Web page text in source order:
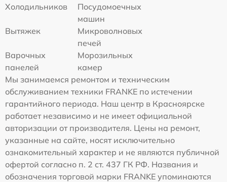
Холодильников
Посудомоечных
машин
Вытяжек
Микроволновых
печей
Варочных
панелей
Морозильных
камер
Мы занимаемся ремонтом и техническим
обслуживанием техники FRANKE по истечении
гарантийного периода. Наш центр в Красноярске
работает независимо и не имеет официальной
авторизации от производителя. Цены на ремонт,
указанные на сайте, носят исключительно
ознакомительный характер и не являются публичной
офертой согласно п. 2 ст. 437 ГК РФ. Названия и
обозначения торговой марки FRANKE упоминаются